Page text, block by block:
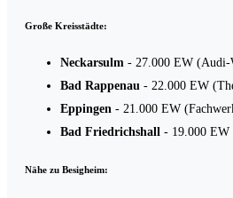
Große Kreisstädte:
Neckarsulm - 27.000 EW (Audi-
Bad Rappenau - 22.000 EW
Eppingen - 21.000 EW
Bad Friedrichshall - 19.000 EW
Nähe zu Besigheim: